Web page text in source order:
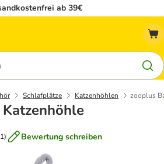
ab 39€
Schlafplätze Katzenhöhlen zooplus
1) Bewertung schreiben